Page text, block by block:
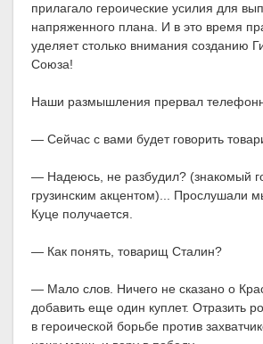
прилагало героические усилия для
напряженного плана. И в это время
уделяет столько внимания созданию
Союза!
Наши размышления прервал
— Сейчас с вами будет говорить
— Надеюсь, не разбудил? (знакомый
грузинским акцентом)... Прослушали
Куце получается.
— Как понять, товарищ Сталин?
— Мало слов. Ничего не сказано о
добавить еще один куплет. Отразить
в героической борьбе против